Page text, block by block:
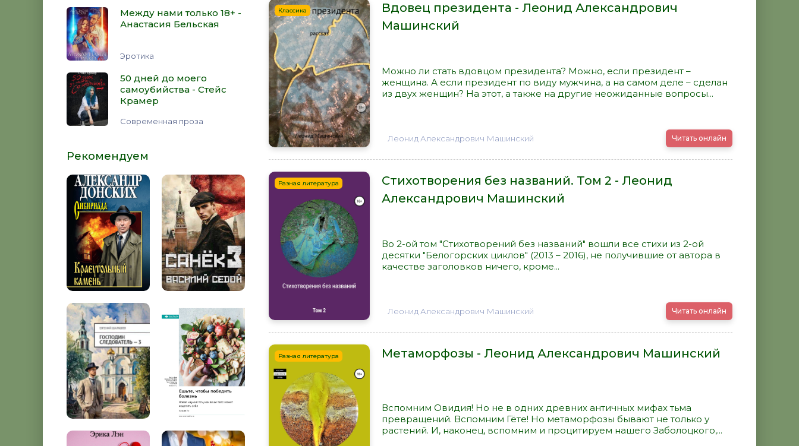
Между нами только 18+ -
Анастасия Бельская
Эротика
50 дней до моего
самоубийства - Стейс
Крамер
Современная проза
Рекомендуем
Классика
Вдовец президента - Леонид Александрович
Машинский
Можно ли стать вдовцом президента? Можно, если президент –
женщина. А если президент по виду мужчина, а на самом деле – сделан
из двух женщин? На этот, а также на другие неожиданные вопросы...
Леонид Александрович Машинский Читать онлайн
Разная литература
Стихотворения без названий. Том 2 - Леонид
Александрович Машинский
Во 2-ой том "Стихотворений без названий" вошли все стихи из 2-ой
десятки "Белогорских циклов" (2013 – 2016), не получившие от автора в
качестве заголовков ничего, кроме...
Леонид Александрович Машинский Читать онлайн
Разная литература Метаморфозы - Леонид Александрович Машинский
Вспомним Овидия! Но не в одних древних античных мифах тьма
превращений. Вспомним Гёте! Но метаморфозы бывают не только у
растений. И, наконец, вспомним и процитируем нашего Заболоцкого,...